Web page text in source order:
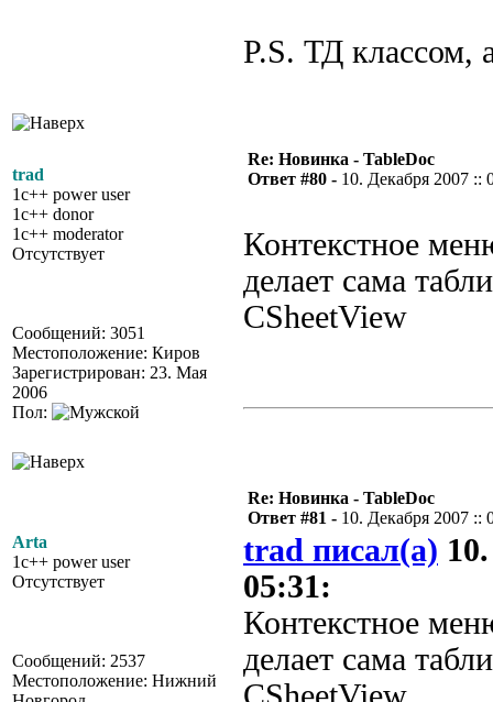
P.S. ТД классом,
trad
1c++ power user
1c++ donor
1c++ moderator
Отсутствует
Сообщений: 3051
Местоположение: Киров
Зарегистрирован: 23. Мая
2006
Пол:
Re: Новинка - TableDoc
Ответ #80 - 10. Декабря 2007 ::
Контекстное
делает сама
CSheetView
Arta
1c++ power user
Отсутствует
Сообщений: 2537
Местоположение: Нижний
Re: Новинка - TableDoc
Ответ #81 - 10. Декабря 2007 ::
trad писал(а)
05:31:
Контекстное
делает сама